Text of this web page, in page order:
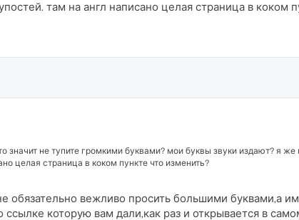
там на англ написано целая страница в коком
значит не тупите громкими буквами? мои буквы звуки издают? я
целая страница в коком пункте что изменить?
обязательно вежливо просить большими буквами,а
которую вам дали,как раз и открывается в